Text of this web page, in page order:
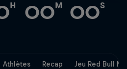
H 00M 00S
Athlètes Recap Jeu Red Bull